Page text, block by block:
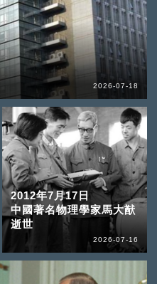
2026-07-18
2012年7月17日
中國著名物理學家馬大猷
逝世
2026-07-16